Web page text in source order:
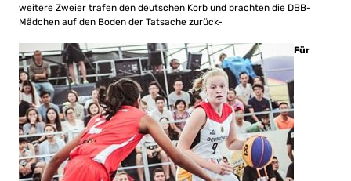
weitere Zweier trafen den deutschen Korb und brachten die DBB-
Mädchen auf den Boden der Tatsache zurück-
Für